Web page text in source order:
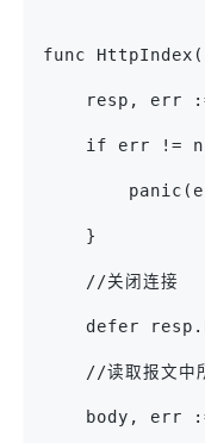
func
resp, err
if err !=
    }
    //关闭连接
defer
//读取报文中
body, err